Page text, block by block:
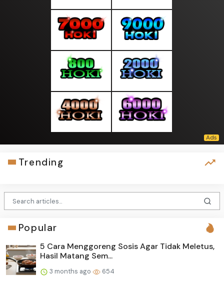
Trending
Popular
5 Cara Menggoreng Sosis Agar Tidak Meletus,
Hasil Matang Sem...
3 months ago 654